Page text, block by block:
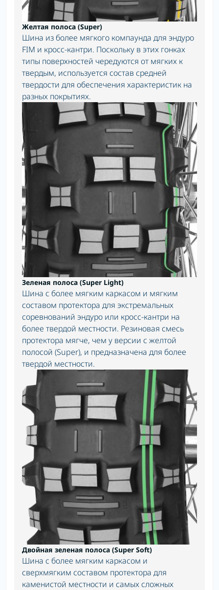
Желтая полоса (Super)
Шина из более мягкого компаунда для эндуро
FIM и кросс-кантри. Поскольку в этих гонках
типы поверхностей чередуются от мягких к
твердым, используется состав средней
твердости для обеспечения характеристик на
разных покрытиях.
Зеленая полоса (Super Light)
Шина с более мягким каркасом и мягким
составом протектора для экстремальных
соревнований эндуро или кросс-кантри на
более твердой местности. Резиновая смесь
протектора мягче, чем у версии с желтой
полосой (Super), и предназначена для более
твердой местности.
Двойная зеленая полоса (Super Soft)
Шина с более мягким каркасом и
сверхмягким составом протектора для
каменистой местности и самых сложных